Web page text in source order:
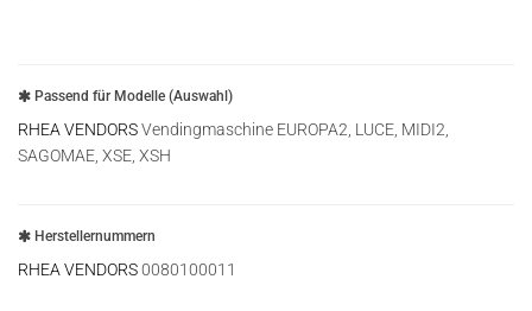
Passend für Modelle (Auswahl)
RHEA VENDORSVendingmaschine EUROPA2, LUCE, MIDI2,
SAGOMAE, XSE, XSH
Herstellernummern
RHEA VENDORS0080100011